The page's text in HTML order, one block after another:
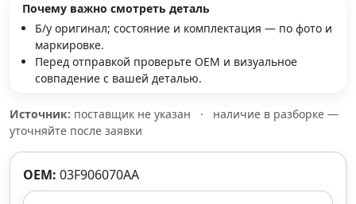
Почему важно смотреть деталь
Б/у оригинал; состояние и комплектация — по фото и
маркировке.
Перед отправкой проверьте OEM и визуальное
совпадение с вашей деталью.
Источник: поставщик не указан ·
наличие в разборке —
уточняйте после заявки
OEM: 03F906070AA